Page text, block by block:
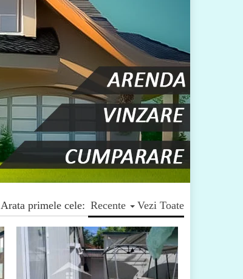
Vezi Toate
Arata primele cele: Recente